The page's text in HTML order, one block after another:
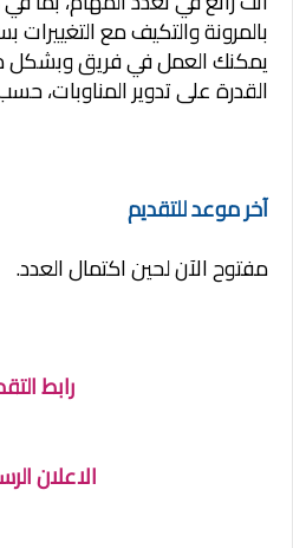
بالمرونة والتكيف مع التغييرات
يمكنك العمل في فريق
القدرة على تدوير المناوبات،
آخر موعد للتقديم
مفتوح الآن لحين اكتمال العدد.
رابط
الاعلان